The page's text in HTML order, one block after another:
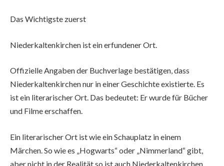
Das Wichtigste zuerst
Niederkaltenkirchen ist ein erfundener Ort.
Offizielle Angaben der Buchverlage bestätigen, dass
Niederkaltenkirchen nur in einer Geschichte existierte. Es
ist ein literarischer Ort. Das bedeutet: Er wurde für Bücher
und Filme erschaffen.
Ein literarischer Ort ist wie ein Schauplatz in einem
Märchen. So wie es „Hogwarts“ oder „Nimmerland“ gibt,
aber nicht in der Realität so ist auch Niederkaltenkirchen